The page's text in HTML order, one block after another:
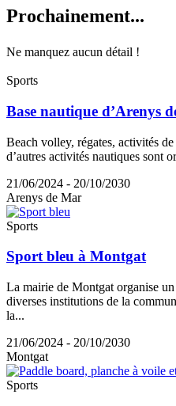
Prochainement...
Ne manquez aucun détail !
Sports
Base nautique d’Arenys
Beach volley, régates, activités
d’autres activités nautiques sont
21/06/2024 - 20/10/2030
Arenys de Mar
Sports
Sport bleu à Montgat
La mairie de Montgat organise
diverses institutions de la
la...
21/06/2024 - 20/10/2030
Montgat
Sports